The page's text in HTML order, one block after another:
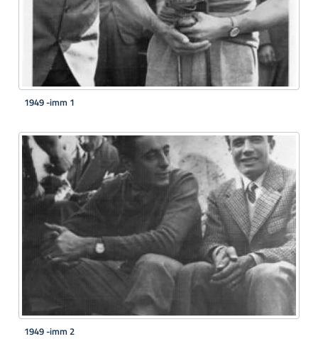
1949 -imm 1
1949 -imm 2